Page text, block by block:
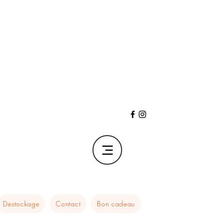
Destockage Contact Bon cadeau